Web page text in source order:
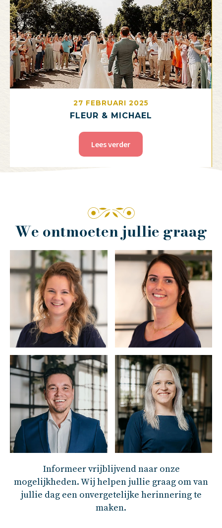
27 FEBRUARI 2025
FLEUR & MICHAEL
Lees verder
We ontmoeten jullie graag
Informeer vrijblijvend naar onze
mogelijkheden. Wij helpen jullie graag om van
jullie dag een onvergetelijke herinnering te
maken.